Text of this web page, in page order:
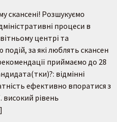
скансені! Розшукуємо
процеси в
центрі та
за які люблять скансен
приймаємо до 28
відмінні
ефективно впоратися з
високий рівень